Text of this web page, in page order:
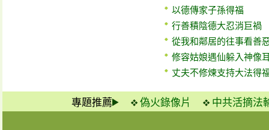
以德傳家子孫得福
行善積陰德大忍消巨禍
從我和鄰居的往事看善
修容姑娘遇仙躲入神像
丈夫不修煉支持大法得
專題推薦 偽火錄像片 中共活摘法